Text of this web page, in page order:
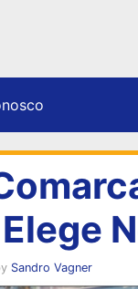
Sandro Vagner